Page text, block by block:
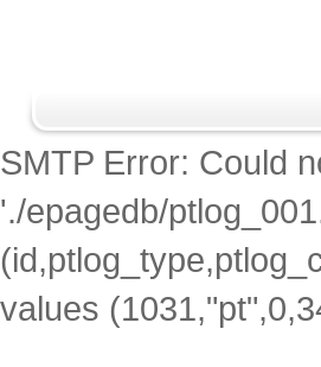
SMTP Error: Could
'./epagedb/
values